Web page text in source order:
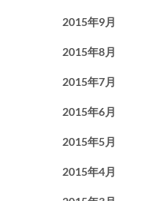
2015年9月
2015年8月
2015年7月
2015年6月
2015年5月
2015年4月